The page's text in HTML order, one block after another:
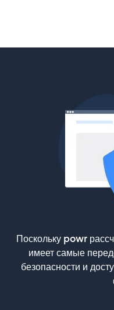
Поскольку powr
имеет самые
безопасности и